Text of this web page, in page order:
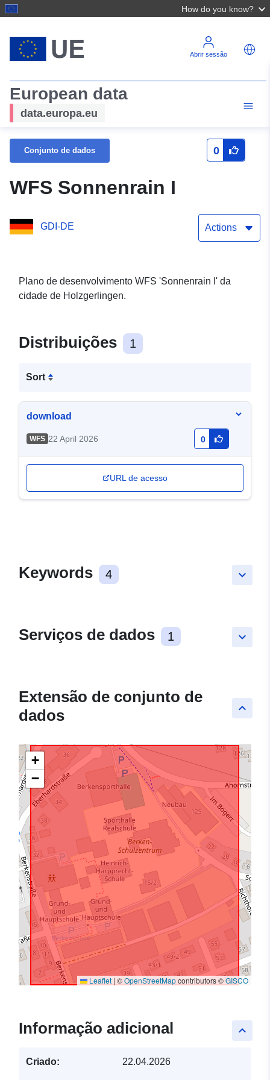
How do you know?
Abrir sessão
European data
data.europa.eu
Conjunto de dados 0
WFS Sonnenrain I
GDI-DE Actions
Plano de desenvolvimento WFS 'Sonnenrain I' da
cidade de Holzgerlingen.
Distribuições 1
Sort
download
WFS 22 April 2026 0
URL de acesso
keyboard_arrow_down
Keywords 4
keyboard_arrow_down
Serviços de dados 1
keyboard_arrow_up
Extensão de conjunto de
dados
+
−
Leaflet | ©OpenStreetMapcontributors ©GISCO
keyboard_arrow_up
Informação adicional
Criado: 22.04.2026